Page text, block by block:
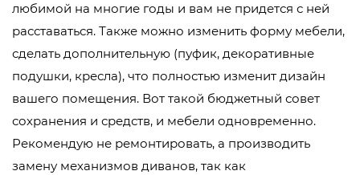
любимой на многие годы и вам не придется с ней
расставаться. Также можно изменить форму мебели,
сделать дополнительную (пуфик, декоративные
подушки, кресла), что полностью изменит дизайн
вашего помещения. Вот такой бюджетный совет
сохранения и средств, и мебели одновременно.
Рекомендую не ремонтировать, а производить
замену механизмов диванов, так как